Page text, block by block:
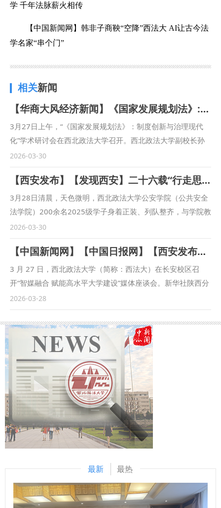
学 千年法脉薪火相传
【中国新闻网】韩非子商鞅“空降”西法大 AI让古今法
学名家“串个门”
相关新闻
【华商大风经济新闻】《国家发展规划法》:制度创新与治理现代化学术研讨会在西北政法大学举行
3月27日上午，“《国家发展规划法》：制度创新与治理现代
化”学术研讨会在西北政法大学召开。西北政法大学副校长孙
昊亮教授出席研讨会并致辞，西北政法大学二级教授、长江学
者韩松，二级教授张师伟等做主旨发言。研讨会由西北政法大
学经济法学院（知识产权学院）院长党雷主持。 孙昊亮在致
辞中表示，《国家发展规划法》作为规范国家发展规划制定、
保障国家发展规划实施的基本法律，其制定实施是推进国家治
理体系和治理能力现代化的重大举措。在“十五五”这个基本实
现社会主义现代化夯实基础、全面发力的关键时期，全面、系
统、深入地研究《国家发展规划法》的理论创新、制度创新、
治理创新，有利于理清在新形势下如何依法提升国家规划体系
的整体效能、健全宏观经济治理体系、规范宏观经济调控权运
济法的时代到来了”。经济法的学科概念有了明确的法律依
据，可以说《国家发展规划法》就是经济法。作为仅次于宪法
的基本法，《国家发展规划法》为经济法学科的发展和完善奠
定了新的基础。《国家发展规划法》具有战略性、宏观性、长
远性，对经济法学科建设具有重要的统领作用。《国家发展规
划法》的颁布实施为经济法学科提出了一系列新的科研命题，
值得经济法学专家学者深入开展相关理论研究。应当以《国家
发展规划法》的颁布实施为契机，加强经济法的学科建设，做
好课程建设、教学和科学研究。 西北政法大学二级教授张师
伟认为：《国家发展规划法》的颁布施行，以专门基础性法律
政策主导向法治引领的历史性跨越，为规划制度优势固化、权
责运行规范、实施效能提升、监督问责强化提供了根本性法治
保障。《国家发展规划法》是国家治理中制度优势法治化、治
2026-03-30
【西安发布】【发现西安】二十六载“行走思政课”：西北政法大学公安学院徒步祭英烈赓续红色基因
3月28日清晨，天色微明，西北政法大学公安学院（公共安全
法学院）200余名2025级学子身着正装、列队整齐，与学院教
师代表、学生干部一同踏上徒步8.8公里的征程，目的地是杨
虎城将军烈士陵园。这场清明前夕的祭扫，是该院坚持了26年
的传统——自2000年建院起，每逢清明节、“一二·九”运动纪
念日，学院便以徒步形式组织学生前往陵园开展爱国主义教
育，迄今已有六千余名学子参与，累计行程超过五万三千公
里。 清晨的队伍精神饱满，行进间延续着历届学子的坚守与
敬意。抵达陵园后，祭奠仪式在庄严肃穆的氛围中举行，国旗
护卫队敬献花圈，全场默哀追思。2025级学生代表讲述杨虎
城将军革命事迹，宣讲教师李沛君以一张泛黄老照片开讲微团
课：“8.8公里，26年，6000人。爱国，就是在国家最需要的
时候站出来、豁出去、担起来。”微团课在苍松翠柏间结束，
掌声久久回响。 祭奠仪式后，各团支部、学生组织参观陵园
展陈，录制主题微团课，在珍贵文物与史料前汲取奋进力量。
从课堂到陵园，从聆听者到讲述者，学生们在沉浸式体验中完
成了对红色精神的再认识、再传承，这份精神传承延续至岗位
——已毕业的2020级学生岳帅伟如今成为一名法警，他坦
言：“杨虎城将军的爱国主义精神，激励我在工作中更加严格
要求自己。” 26年来，这场徒步祭扫早已超越常规的纪念活
动，成为学院独具特色的“行走思政课”。一届届学子在往返
17.6公里的路途中磨砺意志，在烈士长眠之地接受精神洗礼。
许多毕业学子将这份植根于校园的爱国情怀与责任担当融入工
2026-03-30
【中国新闻网】【中国日报网】【西安发布】凝聚宣传合力 讲好西法大故事——西北政法大学举行“智媒融合 赋能高水平大学建设”媒体座谈会
3 月 27 日，西北政法大学（简称：西法大）在长安校区召
开“智媒融合 赋能高水平大学建设”媒体座谈会。新华社陕西分
社、中央广播电视总台陕西总站、中国日报陕西记者站、科技
日报陕西记者站、中新社陕西分社、中国青年报陕西记者站、
陕西日报、陕西广播电视台、阳光报、西安日报等三十余家中
央驻陕及省内主要媒体嘉宾受邀参会。此举目的在于深化校媒
融合共建，凝聚全校宣传工作合力，为学校 90 周年校庆营造
良好舆论氛围。 西北政法大学党委书记赵万东、副校长马朝
琦出席会议，学校相关职能部门、各学院负责人，全体宣传专
干及校园新媒体学生负责人参加会议。 校媒“携手 ” 为高水平
大学建设汇聚宣传力量 据记者了解，西北政法大学发展“十五
五”时期锚定的目标是：到 2030 年，学校初步建成法学特色
鲜明、多学科交叉融合、全国一流、国际知名的高水平大学。
座谈会上，校党委委员、党委宣传部部长宋白作了学校宣传思
想文化工作报告，系统总结学校近年来在宣传思想文化工作中
的探索与成效，提出要进一步深化校媒协同，讲好特色故事，
传播西法大声音，为高水平大学建设汇聚澎湃正能量。 招生
就业处、党委学工部（武装部、学生处）部（处）、发展规划
2026-03-28
最新 最热